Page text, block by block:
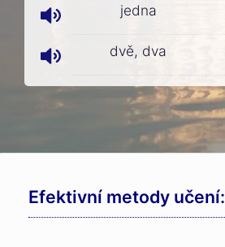
jedna
dvě, dva
Efektivní metody učení: